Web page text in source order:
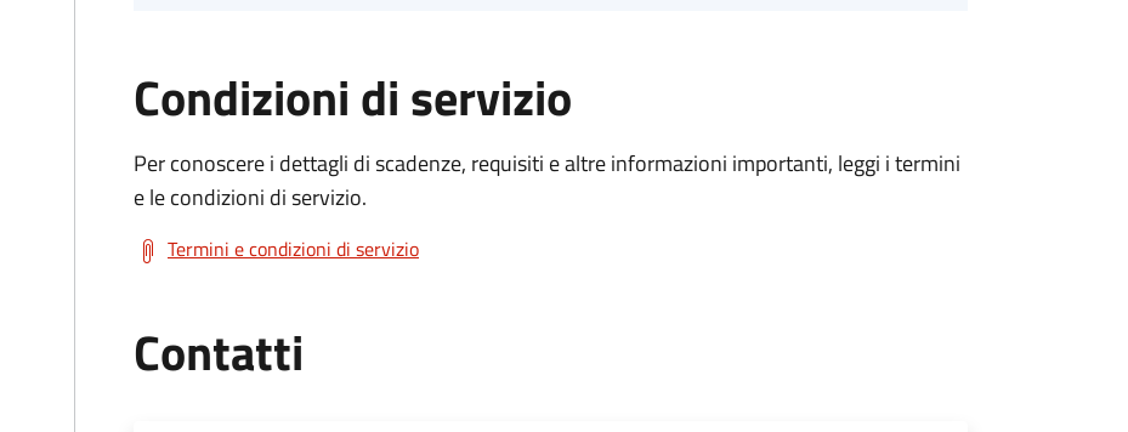
Condizioni di servizio
Per conoscere i dettagli di scadenze, requisiti e altre informazioni importanti, leggi i termini
e le condizioni di servizio.
Termini e condizioni di servizio
Contatti